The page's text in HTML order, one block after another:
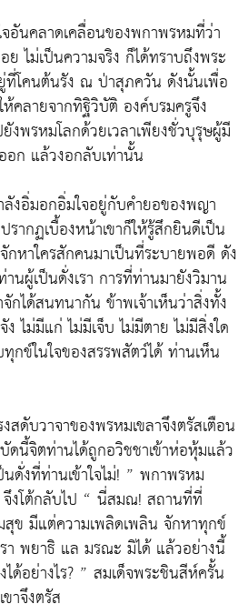
จอันคลาดเคลื่อนของพกาพรหมที่ว่า
ไม่เป็นความจริง ก็ได้ทราบถึงพระ
ที่โคนต้นรัง ณ ป่าสุภควัน ดังนั้นเพื่อ
ห้คลายจากทิฐิวิบัติ องค์บรมครูจึง
งพรหมโลกด้วยเวลาเพียงชั่วบุรุษผู้มี
อก แล้วงอกลับเท่านั้น
อิ่มอกอิ่มใจอยู่กับคำยอของพญา
ากฏเบื้องหน้าเขาก็ให้รู้สึกยินดีเป็น
กหาใครสักคนมาเป็นที่ระบายพอดี ดัง
ผู้เป็นดั่งเรา การที่ท่านมายังวิมาน
กได้สนทนากัน ข้าพเจ้าเห็นว่าสิ่งทั้ง
ไม่มีแก่ ไม่มีเจ็บ ไม่มีตาย ไม่มีสิ่งใด
กข์ในใจของสรรพสัตว์ได้ ท่านเห็น
สดับวาจาของพรหมเขลาจึงตรัสเตือน
นี้จิตท่านได้ถูกอวิชชาเข้าห่อหุ้มแล้ว
ดั่งที่ท่านเข้าใจไม่! ” พกาพรหม
งโต้กลับไป “ นี่สมณ! สถานที่ที่
ข มีแต่ความเพลิดเพลิน จักหาทุกข์
า พยาธิ แล มรณะ มิได้ แล้วอย่างนี้
ด้อย่างไร? ” สมเด็จพระชินสีห์ครั้น
าจึงตรัส